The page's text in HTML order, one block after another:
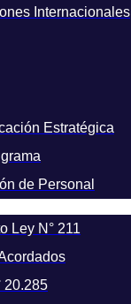
Internacionales
Estratégica
de Personal
Ley N° 211
20.285